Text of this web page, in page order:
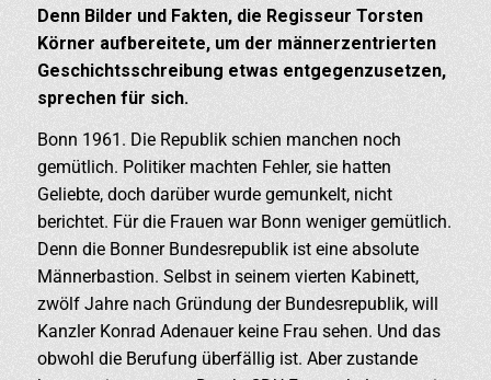
Denn Bilder und Fakten, die Regisseur Torsten
Körner aufbereitete, um der männerzentrierten
Geschichtsschreibung etwas entgegenzusetzen,
sprechen für sich.
Bonn 1961. Die Republik schien manchen noch
gemütlich. Politiker machten Fehler, sie hatten
Geliebte, doch darüber wurde gemunkelt, nicht
berichtet. Für die Frauen war Bonn weniger gemütlich.
Denn die Bonner Bundesrepublik ist eine absolute
Männerbastion. Selbst in seinem vierten Kabinett,
zwölf Jahre nach Gründung der Bundesrepublik, will
Kanzler Konrad Adenauer keine Frau sehen. Und das
obwohl die Berufung überfällig ist. Aber zustande